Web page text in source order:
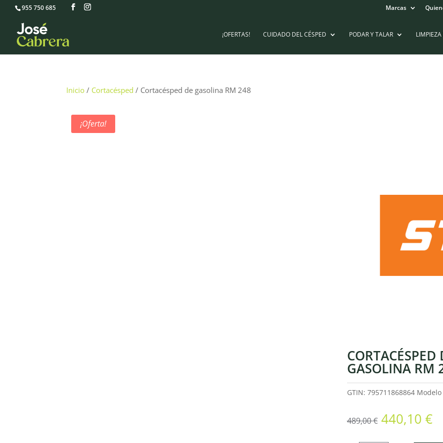
955 750 685 Marcas
¡OFERTAS! CUIDADO DEL CÉSPED PODAR Y TALAR LIMPIEZA
Inicio / Cortacésped / Cortacésped de gasolina RM 248
¡Oferta!
CORTACÉSPED
GASOLINA RM
GTIN: 795711868864 Modelo
489,00€ El
precio
440,10 €El